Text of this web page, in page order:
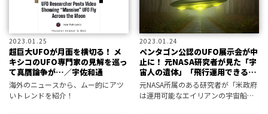
2023.01.25
超巨大UFOが月面を横切る！ メ
キシコのUFO専門家の見解を巡っ
て真贋論争が…／宇佐和通
海外のニュースから、ムー的にアツ
いトレンドを紹介！
2023.01.24
ペンタゴン公認のUFO展示会が中
止に！ 元NASA研究者が見た「宇
宙人の遺体」「飛行運用できる
UFO」の行方は？／仲田しんじ
元NASA所属のある研究者が「米政府
は運用可能なエイリアンの宇宙船を